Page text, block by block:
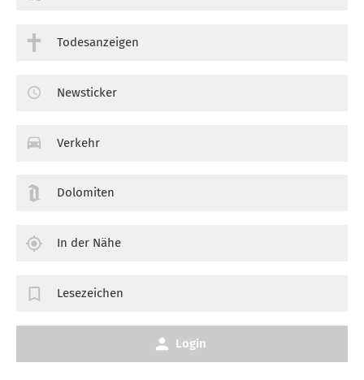
Todesanzeigen
Newsticker
Verkehr
Dolomiten
In der Nähe
Lesezeichen
Login